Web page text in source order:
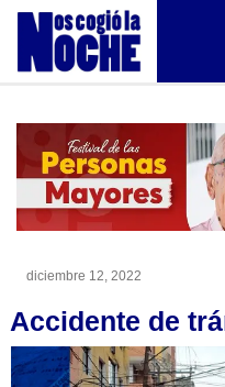
diciembre 12, 2022
Accidente de